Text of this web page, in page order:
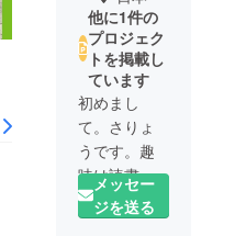
他に1件の
プロジェク
トを掲載し
ています
初めまし
て。さりょ
うです。趣
味は読書で
す。
皆様からの
メッセー
ジを送る